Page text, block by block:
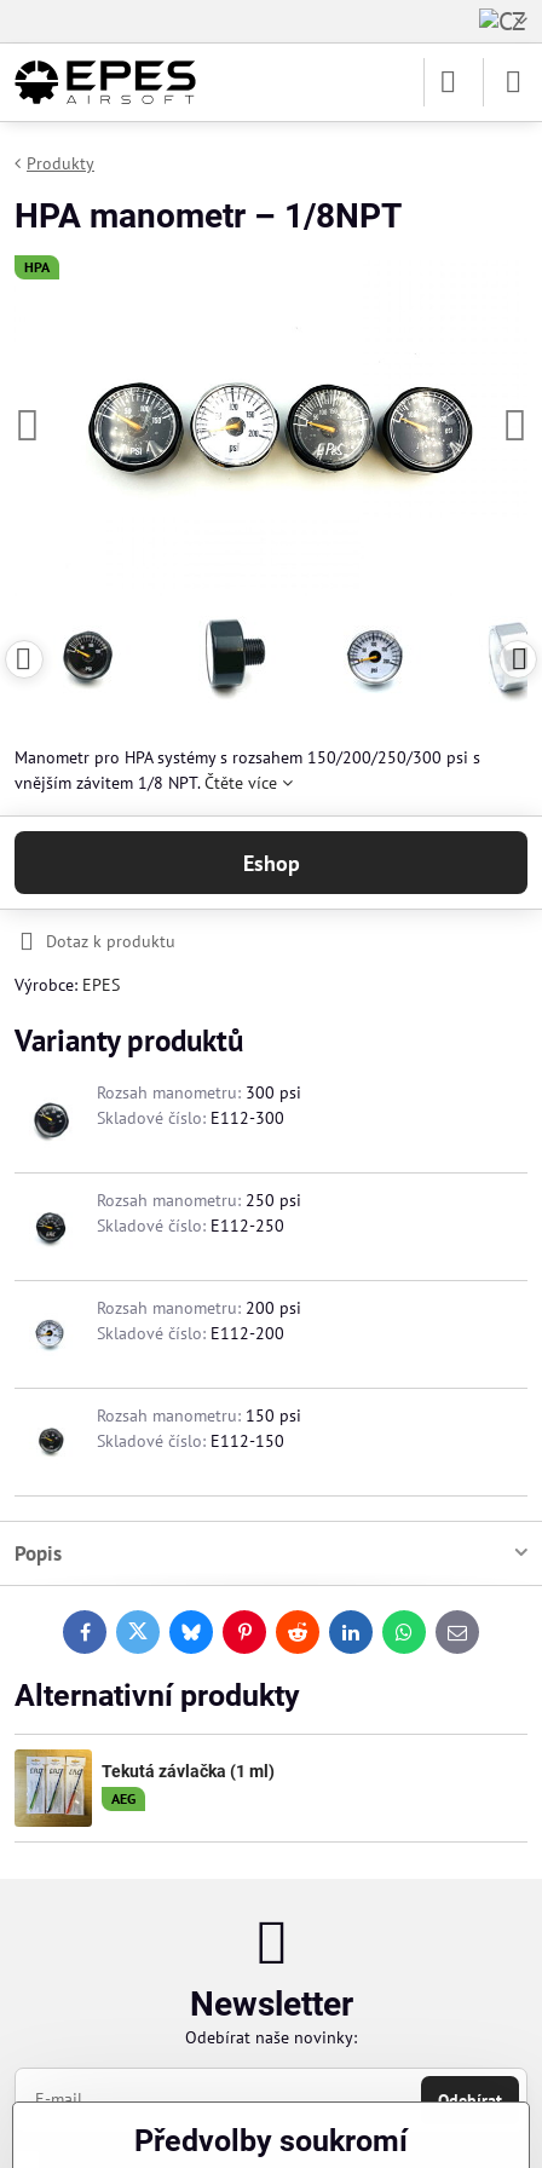
HPA
Produkty
HPA manometr – 1/8NPT
Manometr pro HPA systémy s rozsahem 150/200/250/300 psi s
vnějším závitem 1/8 NPT.Čtěte více
Eshop
Dotaz k produktu
Výrobce: EPES
Varianty produktů
Rozsah manometru: 300 psi
Skladové číslo: E112-300
Rozsah manometru: 250 psi
Skladové číslo: E112-250
Rozsah manometru: 200 psi
Skladové číslo: E112-200
Rozsah manometru: 150 psi
Skladové číslo: E112-150
Popis
FacebookTwitterBlueskyPinterestReddit LinkedInWhatsApp
E-
mail
Alternativní produkty
Tekutá závlačka (1 ml)
AEG
Newsletter
Odebírat naše novinky:
Odebírat
Chci se přihlásit k odběru novinek e-mailem
Předvolby soukromí